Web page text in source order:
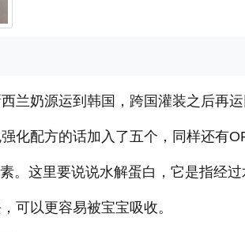
兰奶源运到韩国，跨国灌装之后再
化配方的话加入了五个，同样还有
。这里要说说水解蛋白，它是指经过
可以更容易被宝宝吸收。